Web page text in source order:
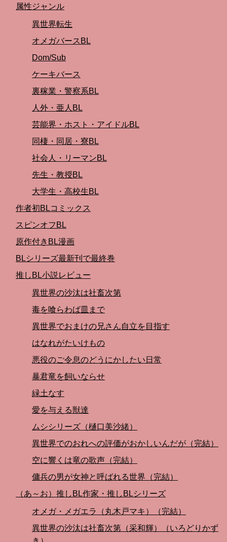
属性ジャンル
異世界転生
オメガバースBL
Dom/Sub
ケーキバース
裏稼業・警察系BL
人外・亜人BL
芸能界・ホスト・アイドルBL
同棲・同居・寮BL
社会人・リーマンBL
先生・教授BL
大学生・高校生BL
作者初BLコミックス
スピンオフBL
原作付きBL漫画
BLシリーズ最新刊で最終巻
推しBL小説レビュー
異世界の沙汰は社畜次第
毒を喰らわば皿まで
異世界でおまけの兄さん自立を目指す
はなれがたいけもの
悪役のご令息のどうにかしたい日常
暴君竜を飼いならせ
緑土なす
愛を与える獣達
ムシシリーズ（樋口美沙緒）
異世界でのおれへの評価がおかしいんだが（完結）
空に響くは竜の歌声（完結）
傭兵の男が女神と呼ばれる世界（完結）
（あ～お）推しBL作家・推しBLシリーズ
オメガ・メガエラ（丸木戸マキ）（完結）
異世界の沙汰は社畜次第（采和輝）（いろどりかず